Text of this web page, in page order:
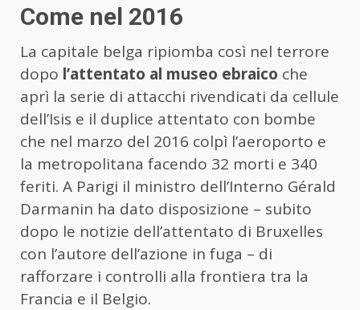
Come nel 2016
La capitale belga ripiomba così nel terrore
dopo l’attentato al museo ebraico che
aprì la serie di attacchi rivendicati da cellule
dell’Isis e il duplice attentato con bombe
che nel marzo del 2016 colpì l’aeroporto e
la metropolitana facendo 32 morti e 340
feriti. A Parigi il ministro dell’Interno Gérald
Darmanin ha dato disposizione – subito
dopo le notizie dell’attentato di Bruxelles
con l’autore dell’azione in fuga – di
rafforzare i controlli alla frontiera tra la
Francia e il Belgio.